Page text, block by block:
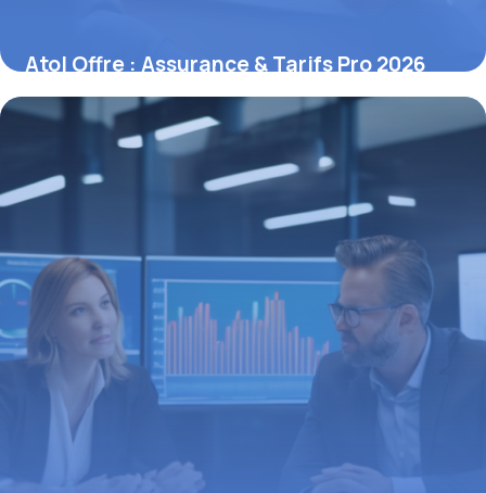
Atol Offre : Assurance & Tarifs Pro 2026
6 mai 2026